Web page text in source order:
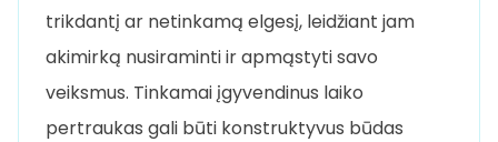
trikdantį ar netinkamą elgesį, leidžiant jam
akimirką nusiraminti ir apmąstyti savo
veiksmus. Tinkamai įgyvendinus laiko
pertraukas gali būti konstruktyvus būdas